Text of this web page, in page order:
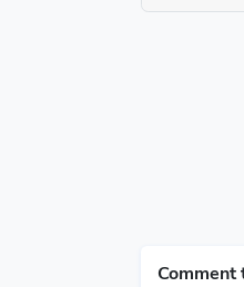
Comment